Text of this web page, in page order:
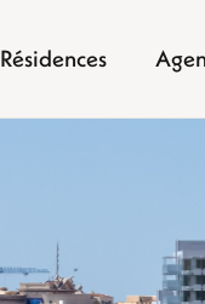
Résidences